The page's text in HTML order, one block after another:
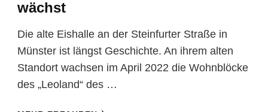
wächst
Die alte Eishalle an der Steinfurter Straße in
Münster ist längst Geschichte. An ihrem alten
Standort wachsen im April 2022 die Wohnblöcke
des „Leoland“ des …